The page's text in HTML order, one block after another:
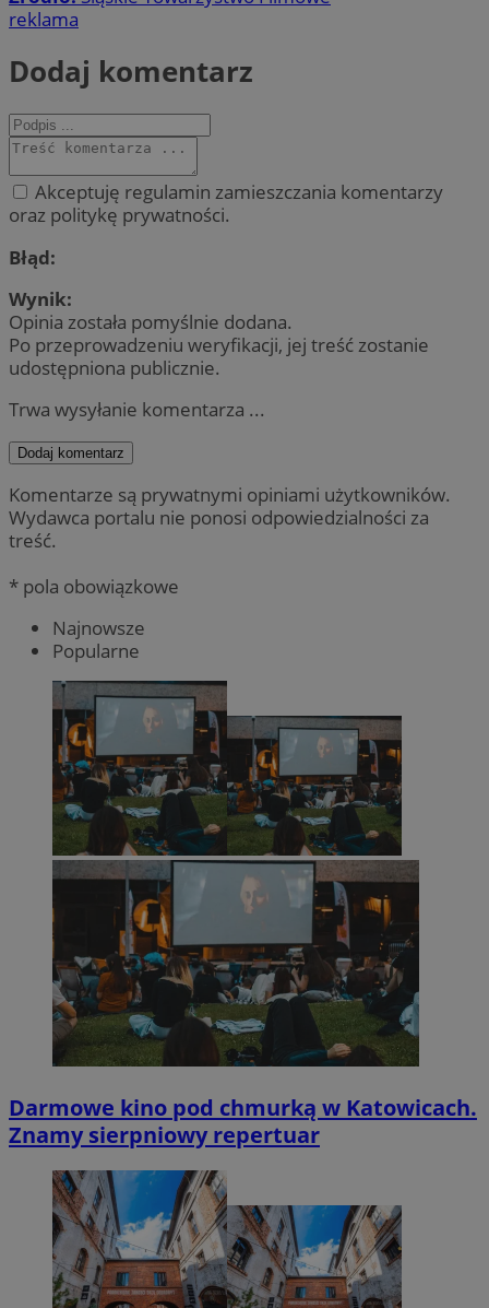
reklama
Dodaj komentarz
Akceptuję regulamin zamieszczania komentarzy
oraz politykę prywatności.
Błąd:
Wynik:
Opinia została pomyślnie dodana.
Po przeprowadzeniu weryfikacji, jej treść zostanie
udostępniona publicznie.
Trwa wysyłanie komentarza ...
Dodaj komentarz
Komentarze są prywatnymi opiniami użytkowników.
Wydawca portalu nie ponosi odpowiedzialności za
treść.
* pola obowiązkowe
Najnowsze
Popularne
Darmowe kino pod chmurką w Katowicach.
Znamy sierpniowy repertuar